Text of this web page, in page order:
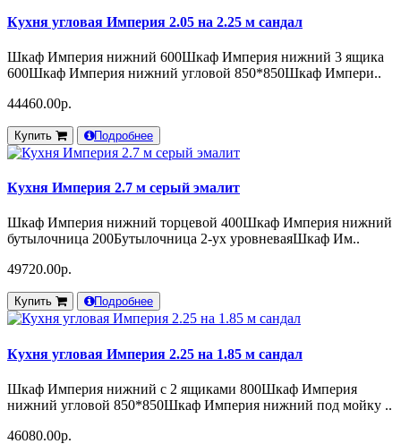
Кухня угловая Империя 2.05 на 2.25 м сандал
Шкаф Империя нижний 600Шкаф Империя нижний 3 ящика
600Шкаф Империя нижний угловой 850*850Шкаф Импери..
44460.00р.
Купить Подробнее
Кухня Империя 2.7 м серый эмалит
Шкаф Империя нижний торцевой 400Шкаф Империя нижний
бутылочница 200Бутылочница 2-ух уровневаяШкаф Им..
49720.00р.
Купить Подробнее
Кухня угловая Империя 2.25 на 1.85 м сандал
Шкаф Империя нижний с 2 ящиками 800Шкаф Империя
нижний угловой 850*850Шкаф Империя нижний под мойку ..
46080.00р.